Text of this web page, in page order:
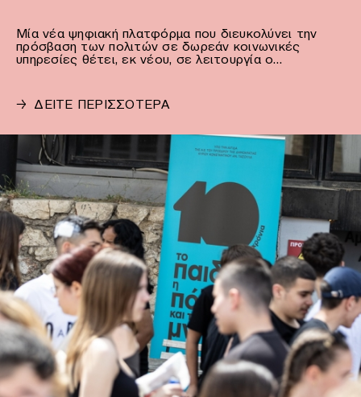
Μία νέα ψηφιακή πλατφόρμα που διευκολύνει την
πρόσβαση των πολιτών σε δωρεάν κοινωνικές
υπηρεσίες θέτει, εκ νέου, σε λειτουργία ο…
→ ΔΕΙΤΕ ΠΕΡΙΣΣΟΤΕΡΑ